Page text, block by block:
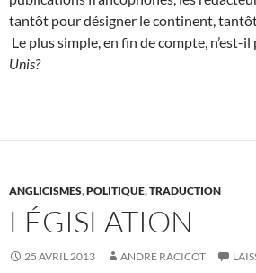
tantôt pour désigner le continent,
Le plus simple, en fin de compte, n’est-il
Unis?
ANGLICISMES,POLITIQUE,TRADUCTION
LÉGISLATION
25 AVRIL 2013 ANDRE RACICOT